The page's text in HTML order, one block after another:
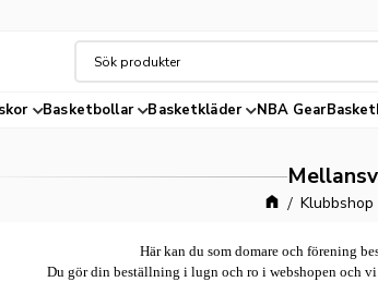
Basketbollar Basketkläder NBA Gear
Klubbshop
Här kan du som domare och förening
Du gör din beställning i lugn och ro i webshopen och